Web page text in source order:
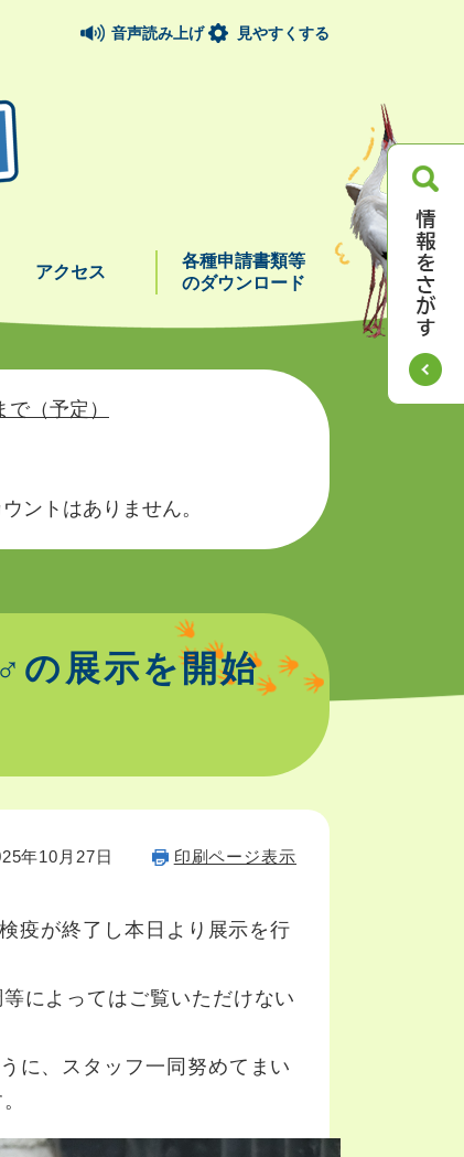
音声読み上げ 見やすくする
アクセス
各種申請書類等
のダウンロード
（予定）
ントはありません。
展示を開始
年10月27日 印刷ページ表示
疫が終了し本日より展示を行
によってはご覧いただけない
に、スタッフ一同努めてまい